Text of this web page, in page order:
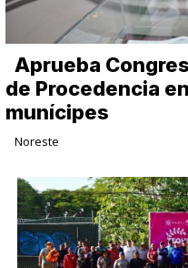
Aprueba
de Procedencia
munícipes
Noreste